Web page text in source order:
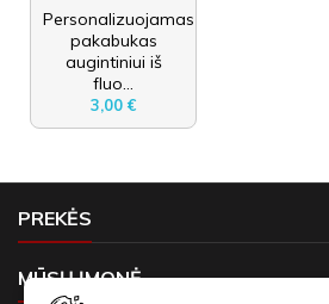
Personalizuojamas
pakabukas
augintiniui iš
fluo...
3,00 €
PREKĖS
MŪSŲ ĮMONĖ